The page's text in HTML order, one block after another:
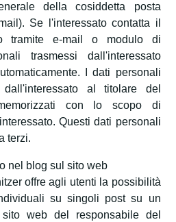
della cosiddetta posta
Se l'interessato contatta il
tramite e-mail o modulo di
trasmessi dall'interessato
I dati personali
dall'interessato al titolare del
con lo scopo di
Questi dati personali
terzi.
nel blog sul sito web
offre agli utenti la possibilità
su singoli post su un
web del responsabile del